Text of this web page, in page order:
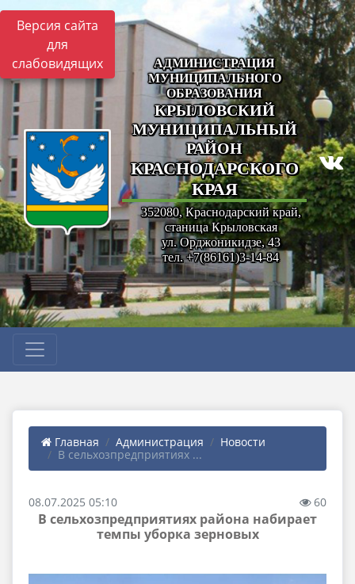
Версия сайта
для
слабовидящих
АДМИНИСТРАЦИЯ
МУНИЦИПАЛЬНОГО
ОБРАЗОВАНИЯ
КРЫЛОВСКИЙ
МУНИЦИПАЛЬНЫЙ
РАЙОН
КРАСНОДАРСКОГО
КРАЯ
352080, Краснодарский край,
станица Крыловская
ул. Орджоникидзе, 43
тел. +7(86161)3-14-84
Главная Администрация
Новости
В сельхозпредприятиях ...
08.07.2025 05:10 60
В сельхозпредприятиях района набирает
темпы уборка зерновых